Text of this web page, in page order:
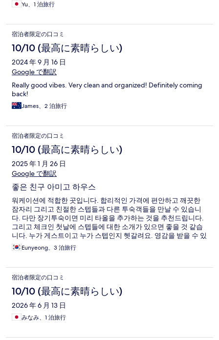
Yu、1 泊旅行
宿泊者限定の口コミ
10/10 (最高に素晴らしい)
2024 年 9 月 16 日
Google で翻訳
Really good vibes. Very clean and organized! Definitely coming
back!
James、2 泊旅行
宿泊者限定の口コミ
10/10 (最高に素晴らしい)
2025 年 1 月 26 日
Google で翻訳
좋은 친구 아미고 하우스
워케이션에 적합한 곳입니다. 합리적인 가격에 편안하고 깨끗한
잠자리 그리고 친절한 스텝들과 다른 투숙객들을 만날 수 있습니
다. 다만 장기투숙이면 미리 타올을 추가하는 것을 추천드립니다.
그리고 체크인 첫날에 스텝들에 대한 소개가 있으면 좋을 것 같습
니다. 누가 게스트이고 누가 스텝인지 헷갈려요. 영감을 받을 수 있
는 장소입니다. 아미고하우스도 즈시 해변도!
Eunyeong、3 泊旅行
宿泊者限定の口コミ
10/10 (最高に素晴らしい)
2026 年 6 月 13 日
みなみ、1 泊旅行